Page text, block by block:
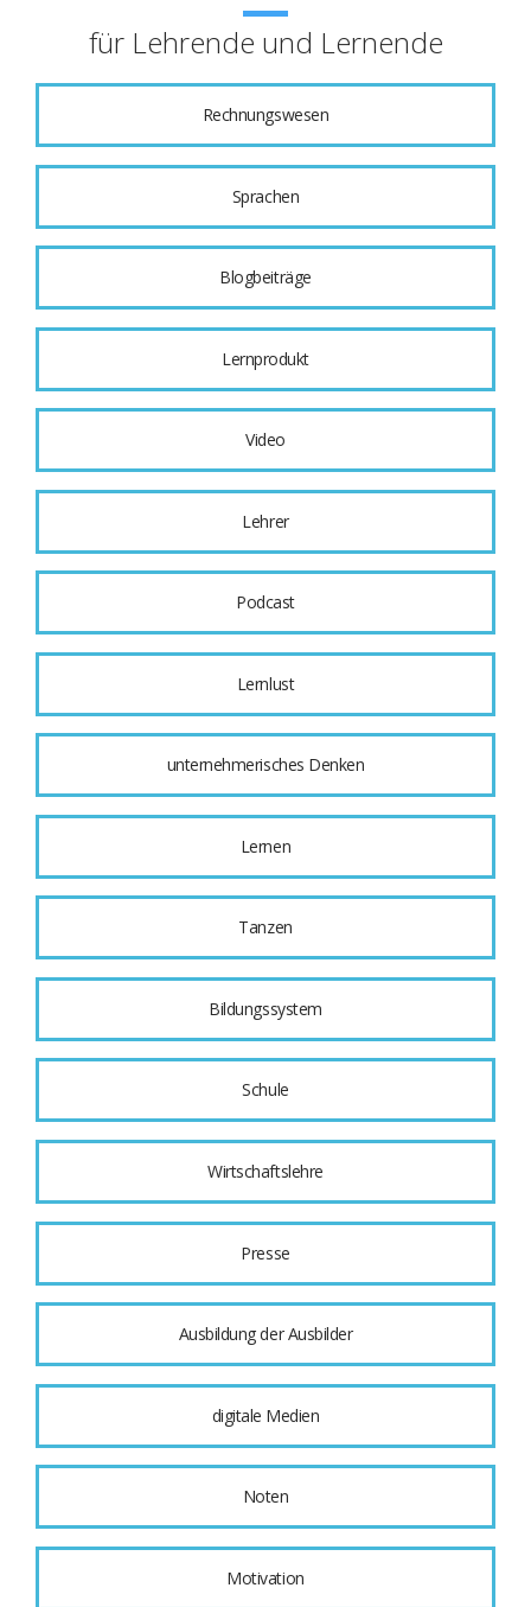
für Lehrende und Lernende
Rechnungswesen
Sprachen
Blogbeiträge
Lernprodukt
Video
Lehrer
Podcast
Lernlust
unternehmerisches Denken
Lernen
Tanzen
Bildungssystem
Schule
Wirtschaftslehre
Presse
Ausbildung der Ausbilder
digitale Medien
Noten
Motivation